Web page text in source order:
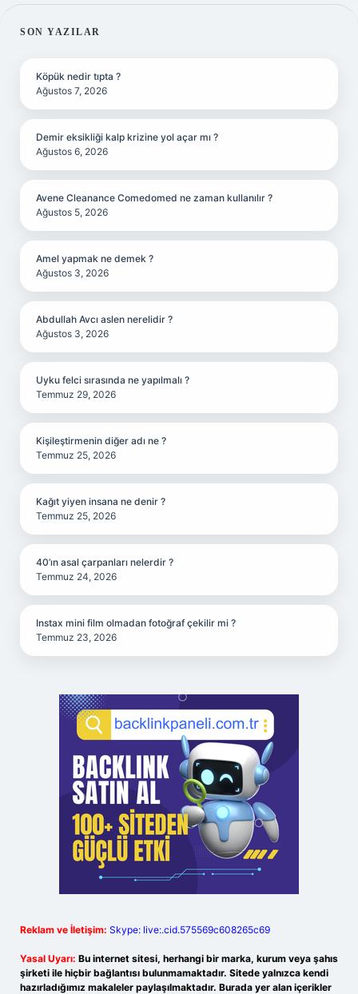
SIDEBAR
SON YAZILAR
Köpük nedir tıpta ?
Ağustos 7, 2026
Demir eksikliği kalp krizine yol açar mı ?
Ağustos 6, 2026
Avene Cleanance Comedomed ne zaman kullanılır ?
Ağustos 5, 2026
Amel yapmak ne demek ?
Ağustos 3, 2026
Abdullah Avcı aslen nerelidir ?
Ağustos 3, 2026
Uyku felci sırasında ne yapılmalı ?
Temmuz 29, 2026
Kişileştirmenin diğer adı ne ?
Temmuz 25, 2026
Kağıt yiyen insana ne denir ?
Temmuz 25, 2026
40’ın asal çarpanları nelerdir ?
Temmuz 24, 2026
Instax mini film olmadan fotoğraf çekilir mi ?
Temmuz 23, 2026
Reklam ve İletişim: Skype: live:.cid.575569c608265c69
Yasal Uyarı: Bu internet sitesi, herhangi bir marka, kurum veya şahıs
şirketi ile hiçbir bağlantısı bulunmamaktadır. Sitede yalnızca kendi
hazırladığımız makaleler paylaşılmaktadır. Burada yer alan içerikler